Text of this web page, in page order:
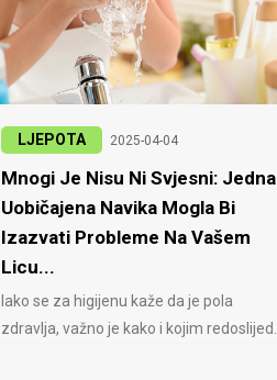
LJEPOTA 2025-04-04
Mnogi Je Nisu Ni Svjesni: Jedna
Uobičajena Navika Mogla Bi
Izazvati Probleme Na Vašem
Licu...
Iako se za higijenu kaže da je pola
zdravlja, važno je kako i kojim redoslijed..